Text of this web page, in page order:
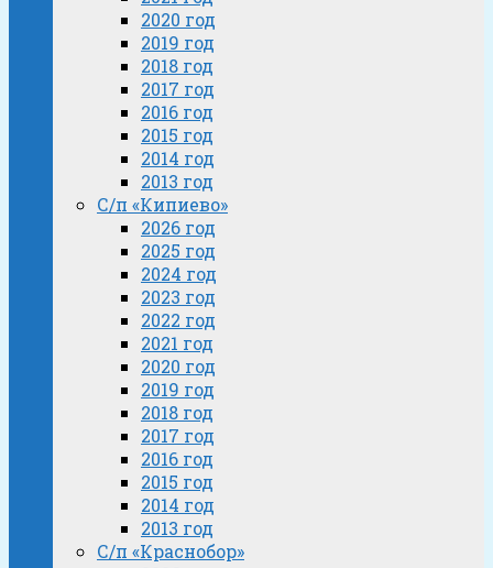
2020 год
2019 год
2018 год
2017 год
2016 год
2015 год
2014 год
2013 год
С/п «Кипиево»
2026 год
2025 год
2024 год
2023 год
2022 год
2021 год
2020 год
2019 год
2018 год
2017 год
2016 год
2015 год
2014 год
2013 год
С/п «Краснобор»